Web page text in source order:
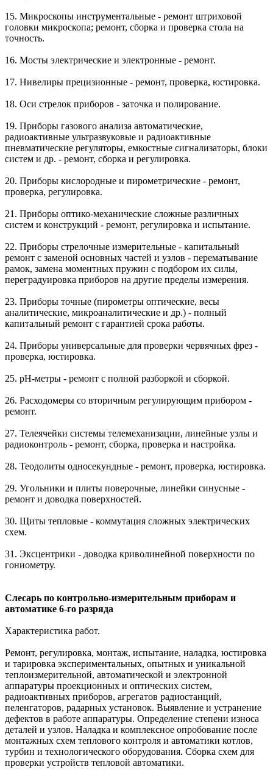
15. Микроскопы инструментальные - ремонт штриховой
головки микроскопа; ремонт, сборка и проверка стола на
точность.
16. Мосты электрические и электронные - ремонт.
17. Нивелиры прецизионные - ремонт, проверка, юстировка.
18. Оси стрелок приборов - заточка и полирование.
19. Приборы газового анализа автоматические,
радиоактивные ультразвуковые и радиоактивные
пневматические регуляторы, емкостные сигнализаторы, блоки
систем и др. - ремонт, сборка и регулировка.
20. Приборы кислородные и пирометрические - ремонт,
проверка, регулировка.
21. Приборы оптико-механические сложные различных
систем и конструкций - ремонт, регулировка и испытание.
22. Приборы стрелочные измерительные - капитальный
ремонт с заменой основных частей и узлов - перематывание
рамок, замена моментных пружин с подбором их силы,
переградуировка приборов на другие пределы измерения.
23. Приборы точные (пирометры оптические, весы
аналитические, микроаналитические и др.) - полный
капитальный ремонт с гарантией срока работы.
24. Приборы универсальные для проверки червячных фрез -
проверка, юстировка.
25. pH-метры - ремонт с полной разборкой и сборкой.
26. Расходомеры со вторичным регулирующим прибором -
ремонт.
27. Телеячейки системы телемеханизации, линейные узлы и
радиоконтроль - ремонт, сборка, проверка и настройка.
28. Теодолиты односекундные - ремонт, проверка, юстировка.
29. Угольники и плиты поверочные, линейки синусные -
ремонт и доводка поверхностей.
30. Щиты тепловые - коммутация сложных электрических
схем.
31. Эксцентрики - доводка криволинейной поверхности по
гониометру.
Слесарь по контрольно-измерительным приборам и
автоматике 6-го разряда
Характеристика работ.
Ремонт, регулировка, монтаж, испытание, наладка, юстировка
и тарировка экспериментальных, опытных и уникальной
теплоизмерительной, автоматической и электронной
аппаратуры проекционных и оптических систем,
радиоактивных приборов, агрегатов радиостанций,
пеленгаторов, радарных установок. Выявление и устранение
дефектов в работе аппаратуры. Определение степени износа
деталей и узлов. Наладка и комплексное опробование после
монтажных схем теплового контроля и автоматики котлов,
турбин и технологического оборудования. Сборка схем для
проверки устройств тепловой автоматики.